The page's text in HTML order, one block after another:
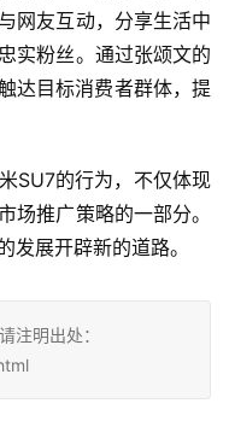
网友互动，分享生活中
实粉丝。通过张颂文的
达目标消费者群体，提
SU7的行为，不仅体现
场推广策略的一部分。
发展开辟新的道路。
注明出处：